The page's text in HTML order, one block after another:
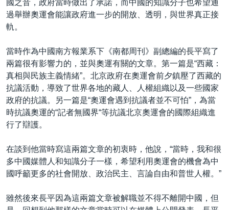
國之音，政府當時做出了承諾，而中國的知識分子也希望通
過舉辦奧運會能讓政府進一步的開放、透明，與世界真正接
軌。
當時作為中國南方報業系下《南都周刊》副總編的長平寫了
兩篇很有影響力的，並與奧運有關的文章。第一篇是“西藏：
真相與民族主義情緒”。北京政府在奧運會前夕鎮壓了西藏的
抗議活動，導致了世界各地的藏人、人權組織以及一些國家
政府的抗議。另一篇是“奧運會遇到抗議者並不可怕”，為當
時抗議奧運的“記者無國界“等抗議北京奧運會的國際組織進
行了辯護。
在談到他當時寫這兩篇文章的初衷時，他說，“當時，我和很
多中國媒體人和知識分子一樣，希望利用奧運會的機會為中
國呼籲更多的社會開放、政治民主、言論自由和普世人權。”
雖然後來長平因為這兩篇文章被解職並不得不離開中國，但